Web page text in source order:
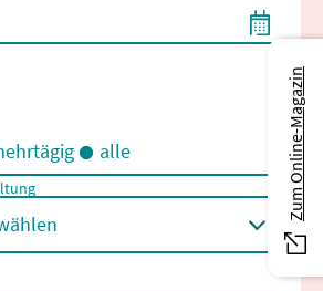
Veranstaltungen
alle Zum Online-Magazin